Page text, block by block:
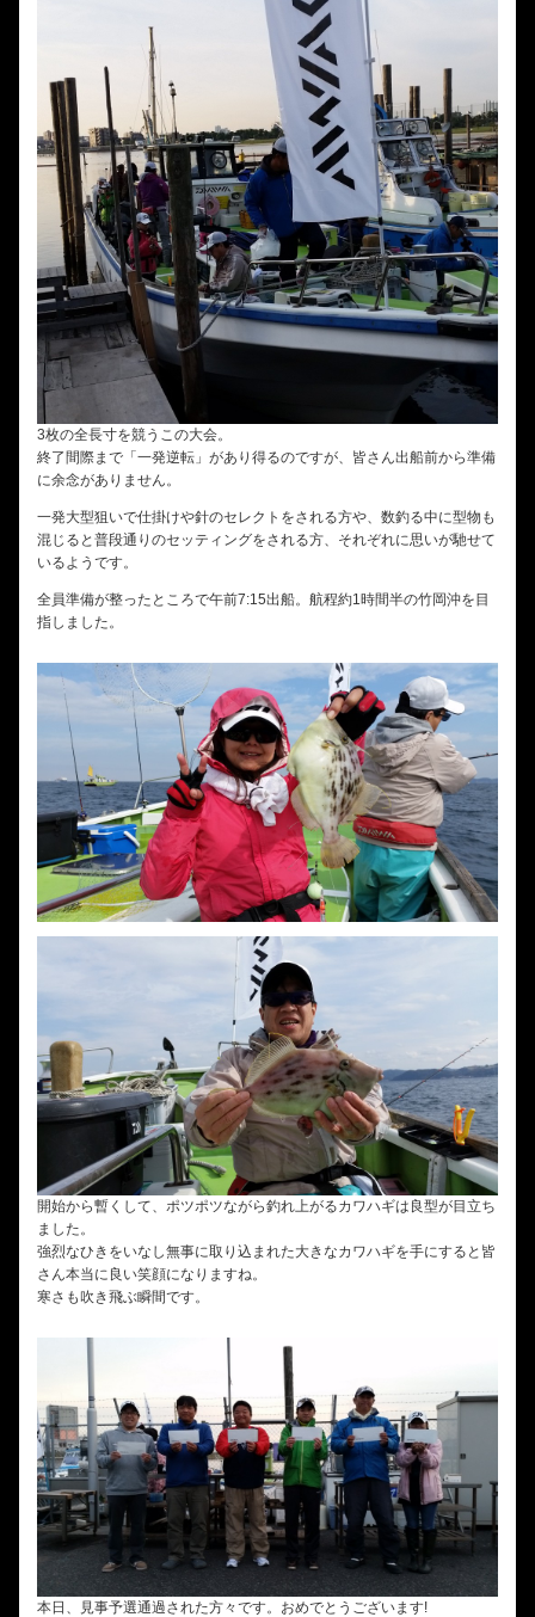
3枚の全長寸を競うこの大会。
終了間際まで「一発逆転」があり得るのですが、皆さん出船前から準備
に余念がありません。
一発大型狙いで仕掛けや針のセレクトをされる方や、数釣る中に型物も
混じると普段通りのセッティングをされる方、それぞれに思いが馳せて
いるようです。
全員準備が整ったところで午前7:15出船。航程約1時間半の竹岡沖を目
指しました。
開始から暫くして、ポツポツながら釣れ上がるカワハギは良型が目立ち
ました。
強烈なひきをいなし無事に取り込まれた大きなカワハギを手にすると皆
さん本当に良い笑顔になりますね。
寒さも吹き飛ぶ瞬間です。
本日、見事予選通過された方々です。おめでとうございます!